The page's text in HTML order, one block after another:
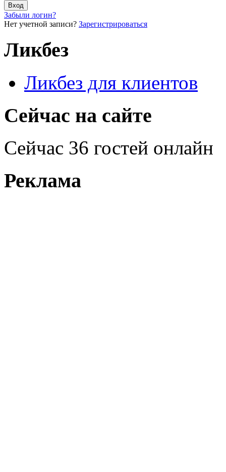
Забыли логин?
Нет учетной записи? Зарегистрироваться
Ликбез
Ликбез для клиентов
Сейчас на сайте
Сейчас 36 гостей онлайн
Реклама